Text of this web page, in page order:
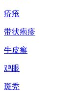
疥疮
带状疱疹
牛皮癣
鸡眼
斑秃